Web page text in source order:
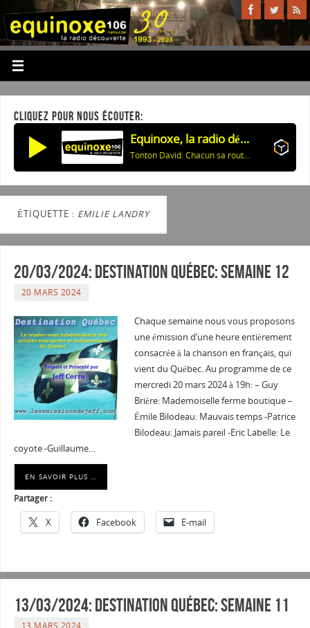
CLIQUEZ POUR NOUS ÉCOUTER:
Equinoxe, la radio découverte
Tonton David: Chacun sa route Tonton David
ÉTIQUETTE : EMILIE LANDRY
20/03/2024: Destination Québec: semaine 12
20 MARS 2024
Chaque semaine nous vous proposons
une émission d’une heure entièrement
consacrée à la chanson en français, qui
vient du Québec. Au programme de ce
mercredi 20 mars 2024 à 19h: – Guy
Brière: Mademoiselle ferme boutique –
Émile Bilodeau: Mauvais temps -Patrice
Bilodeau: Jamais pareil -Eric Labelle: Le
coyote -Guillaume…
EN SAVOIR PLUS …
Partager :
X Facebook E-mail
13/03/2024: Destination Québec: semaine 11
13 MARS 2024